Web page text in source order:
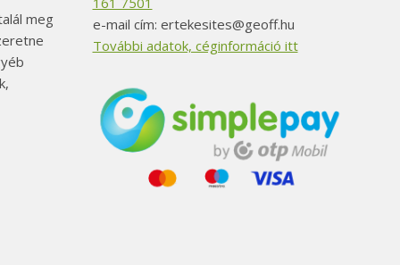
meg
e-mail cím: ertekesites@geoff.hu
További adatok, céginformáció itt